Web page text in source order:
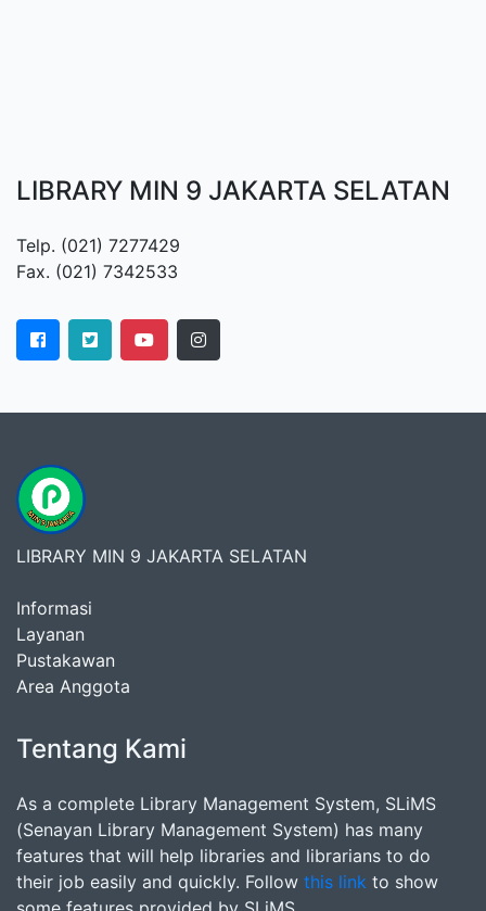
LIBRARY MIN 9 JAKARTA SELATAN
Telp. (021) 7277429
Fax. (021) 7342533
LIBRARY MIN 9 JAKARTA SELATAN
Informasi
Layanan
Pustakawan
Area Anggota
Tentang Kami
As a complete Library Management System, SLiMS
(Senayan Library Management System) has many
features that will help libraries and librarians to do
their job easily and quickly. Follow this link to show